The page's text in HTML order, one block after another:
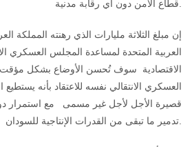
العربية المتحدة لمساعدة المجلس العسكري
الاقتصادية سوف تُحسن الأوضاع بشكل
العسكري الانتقالي نفسه للاعتقاد بأنه يستطيع
قصيرة الأجل لأجل غير مسمى مع استمرار